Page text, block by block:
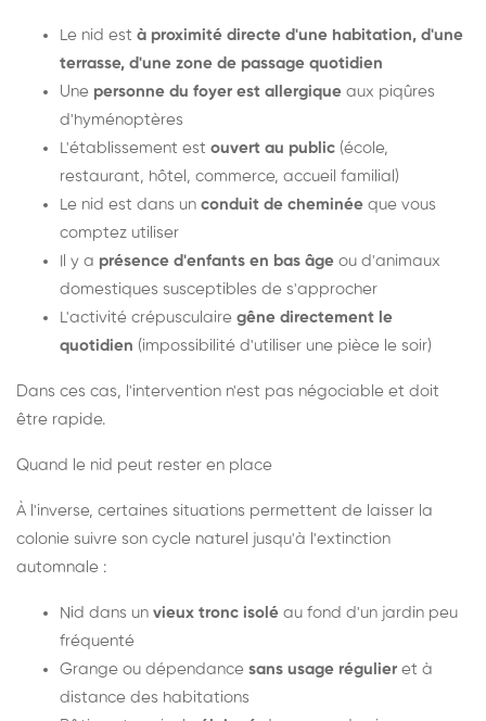
Le nid est à proximité directe d'une habitation, d'une
terrasse, d'une zone de passage quotidien
Une personne du foyer est allergique aux piqûres
d'hyménoptères
L'établissement est ouvert au public (école,
restaurant, hôtel, commerce, accueil familial)
Le nid est dans un conduit de cheminée que vous
comptez utiliser
Il y a présence d'enfants en bas âge ou d'animaux
domestiques susceptibles de s'approcher
L'activité crépusculaire gêne directement le
quotidien (impossibilité d'utiliser une pièce le soir)
Dans ces cas, l'intervention n'est pas négociable et doit
être rapide.
Quand le nid peut rester en place
À l'inverse, certaines situations permettent de laisser la
colonie suivre son cycle naturel jusqu'à l'extinction
automnale :
Nid dans un vieux tronc isolé au fond d'un jardin peu
fréquenté
Grange ou dépendance sans usage régulier et à
distance des habitations